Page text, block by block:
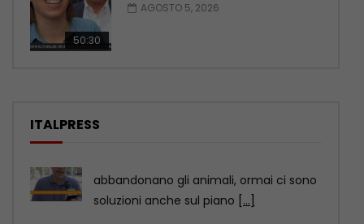
50:30
AGOSTO 5, 2026
ITALPRESS
Tg News – 6/8/2026
ROMA (ITALPRESS) – In questa edizione: